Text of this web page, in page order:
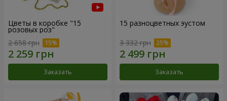
Цветы в коробке "15
розовых роз"
2 658 грн
Заказать
15 разноцветных эустом
3 332 грн
Заказать